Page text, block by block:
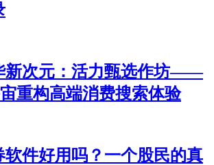
新次元：活力甄选作坊——
重构高端消费搜索体验
软件好用吗？一个股民的真